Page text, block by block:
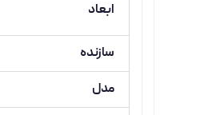
ابعاد
سازنده
مدل